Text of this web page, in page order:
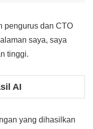
pengurus dan CTO
saya, saya
tinggi.
AI
yang dihasilkan